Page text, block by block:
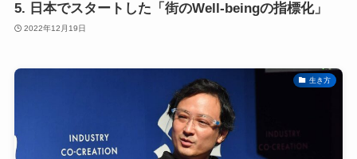
5. 日本でスタートした「街のWell-beingの指標化」
2022年12月19日
生き方